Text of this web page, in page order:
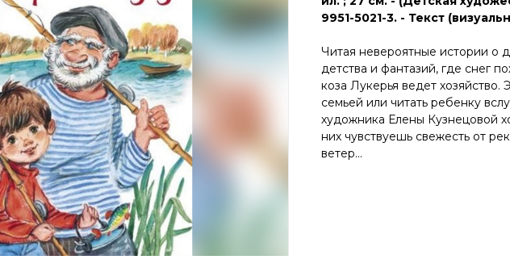
9951-5021-3. - Текст
Читая невероятные истории о
детства и фантазий, где снег
коза Лукерья ведет
семьей или читать ребенку
художника Елены Кузнецовой
них чувствуешь свежесть от
ветер...